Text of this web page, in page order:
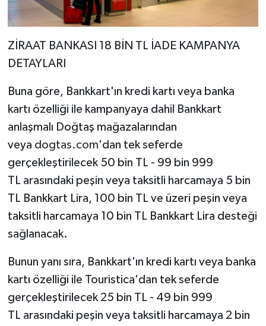
ZİRAAT BANKASI 18 BİN TL İADE KAMPANYA
DETAYLARI
Buna göre, Bankkart'ın kredi kartı veya banka
kartı özelliği ile kampanyaya dahil Bankkart
anlaşmalı Doğtaş mağazalarından
veya dogtas.com'dan tek seferde
gerçekleştirilecek 50 bin TL - 99 bin 999
TL arasındaki peşin veya taksitli harcamaya 5 bin
TL Bankkart Lira, 100 bin TL ve üzeri peşin veya
taksitli harcamaya 10 bin TL Bankkart Lira desteği
sağlanacak.
Bunun yanı sıra, Bankkart'ın kredi kartı veya banka
kartı özelliği ile Touristica'dan tek seferde
gerçekleştirilecek 25 bin TL - 49 bin 999
TL arasındaki peşin veya taksitli harcamaya 2 bin